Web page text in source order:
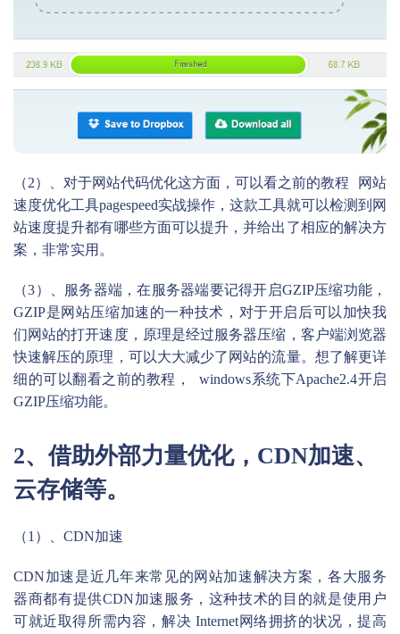
（2）、对于网站代码优化这方面，可以看之前的教程
网站
速度优化工具pagespeed实战操作 ，这款工具就可以检测到网
站速度提升都有哪些方面可以提升，并给出了相应的解决方
案，非常实用。
（3）、服务器端，在服务器端要记得开启GZIP压缩功能，
GZIP是网站压缩加速的一种技术，对于开启后可以加快我
们网站的打开速度，原理是经过服务器压缩，客户端浏览器
快速解压的原理，可以大大减少了网站的流量。想了解更详
细的可以翻看之前的教程，
windows系统下Apache2.4开启
GZIP压缩功能。
2、借助外部力量优化，CDN加速、
云存储等。
（1）、CDN加速
CDN加速是近几年来常见的网站加速解决方案，各大服务
器商都有提供CDN加速服务，这种技术的目的就是使用户
可就近取得所需内容，解决 Internet网络拥挤的状况，提高